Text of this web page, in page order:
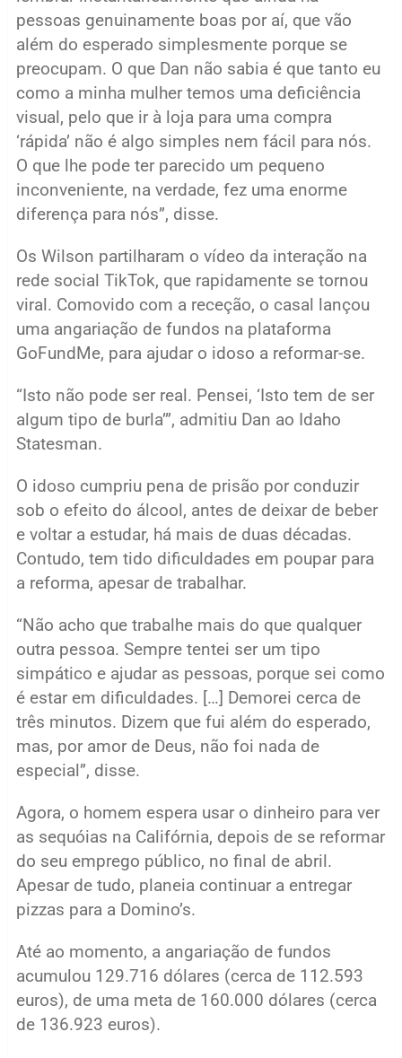
pessoas genuinamente boas por aí, que vão
além do esperado simplesmente porque se
preocupam. O que Dan não sabia é que tanto eu
como a minha mulher temos uma deficiência
visual, pelo que ir à loja para uma compra
‘rápida’ não é algo simples nem fácil para nós.
O que lhe pode ter parecido um pequeno
inconveniente, na verdade, fez uma enorme
diferença para nós”, disse.
Os Wilson partilharam o vídeo da interação na
rede social TikTok, que rapidamente se tornou
viral. Comovido com a receção, o casal lançou
uma angariação de fundos na plataforma
GoFundMe, para ajudar o idoso a reformar-se.
“Isto não pode ser real. Pensei, ‘Isto tem de ser
algum tipo de burla’”, admitiu Dan ao Idaho
Statesman.
O idoso cumpriu pena de prisão por conduzir
sob o efeito do álcool, antes de deixar de beber
e voltar a estudar, há mais de duas décadas.
Contudo, tem tido dificuldades em poupar para
a reforma, apesar de trabalhar.
“Não acho que trabalhe mais do que qualquer
outra pessoa. Sempre tentei ser um tipo
simpático e ajudar as pessoas, porque sei como
é estar em dificuldades. […] Demorei cerca de
três minutos. Dizem que fui além do esperado,
mas, por amor de Deus, não foi nada de
especial”, disse.
Agora, o homem espera usar o dinheiro para ver
as sequóias na Califórnia, depois de se reformar
do seu emprego público, no final de abril.
Apesar de tudo, planeia continuar a entregar
pizzas para a Domino’s.
Até ao momento, a angariação de fundos
acumulou 129.716 dólares (cerca de 112.593
euros), de uma meta de 160.000 dólares (cerca
de 136.923 euros).